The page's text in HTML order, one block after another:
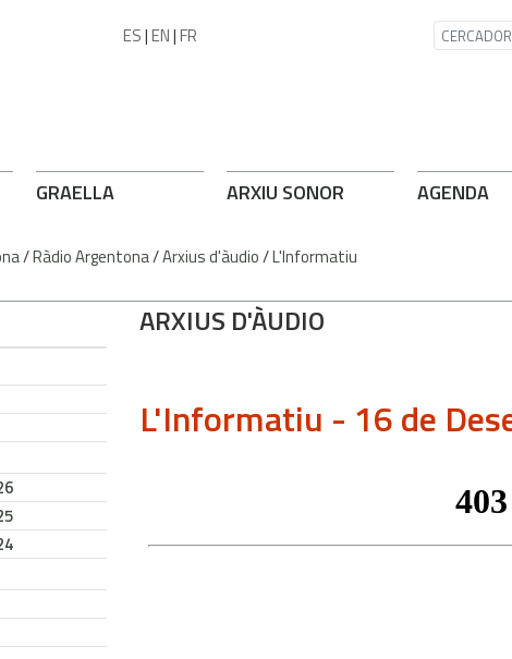
ES|EN|FR
GRAELLA ARXIU SONOR AGENDA
/Ràdio Argentona/Arxius d'àudio/L'Informatiu
ARXIUS D'ÀUDIO
L'Informatiu - 16 de